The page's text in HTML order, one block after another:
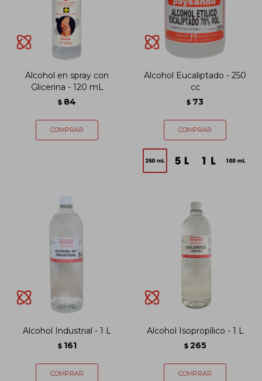
Alcohol en spray con
Glicerina - 120 mL
$ 84
Alcohol Eucaliptado - 250
cc
$ 73
Alcohol Industrial - 1 L
$ 161
Alcohol Isopropílico - 1 L
$ 265